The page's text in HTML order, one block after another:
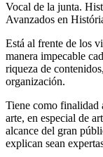
Vocal de la junta.
Avanzados en
Está al frente de los
manera impecable
riqueza de
organización.
Tiene como finalidad
arte, en especial de
alcance del gran
explican sean